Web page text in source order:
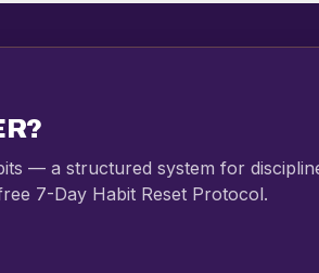
— a structured system for
7-Day Habit Reset Protocol.